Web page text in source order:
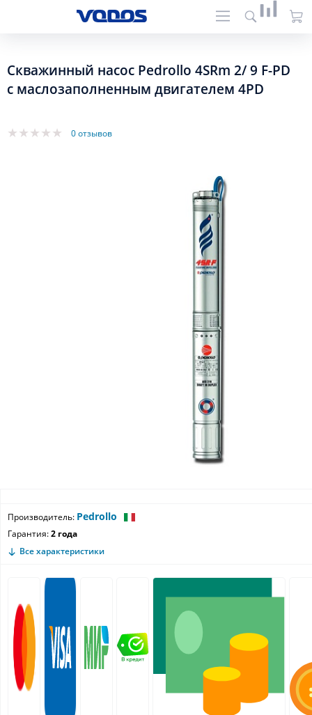
Скважинный насос Pedrollo 4SRm 2/ 9 F-PD
с маслозаполненным двигателем 4PD
0 отзывов
Производитель: Pedrollo
Гарантия:2 года
Все характеристики